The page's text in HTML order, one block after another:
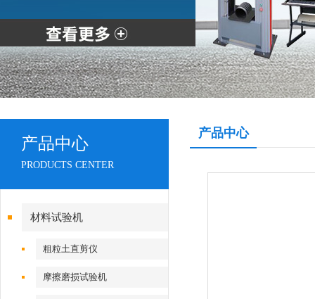
产品中心
PRODUCTS CENTER
材料试验机
粗粒土直剪仪
摩擦磨损试验机
产品中心